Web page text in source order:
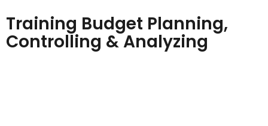
Training Budget Planning,
Controlling & Analyzing